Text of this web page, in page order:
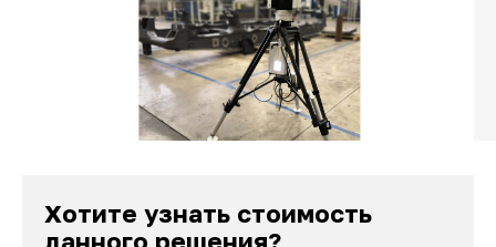
Хотите узнать стоимость
данного решения?